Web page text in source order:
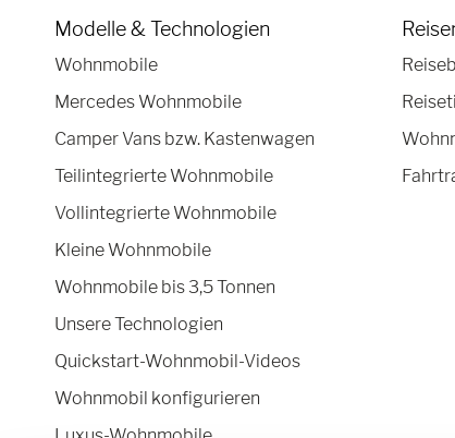
Modelle & Technologien
Wohnmobile
Mercedes Wohnmobile
Camper Vans bzw. Kastenwagen
Teilintegrierte Wohnmobile
Vollintegrierte Wohnmobile
Kleine Wohnmobile
Wohnmobile bis 3,5 Tonnen
Unsere Technologien
Quickstart-Wohnmobil-Videos
Wohnmobil konfigurieren